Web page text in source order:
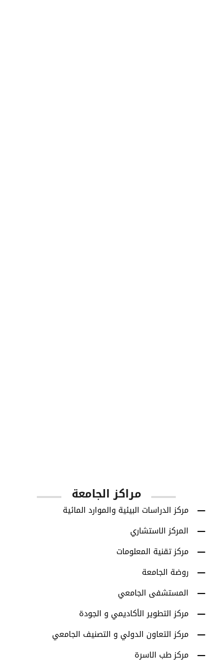
مراكز الجامعة
مركز الدراسات البيئية والموارد المائية
المركز الاستشاري
مركز تقنية المعلومات
روضة الجامعة
المستشفى الجامعي
مركز التطوير الأكاديمي و الجودة
مركز التعاون الدولي و التصنيف الجامعي
مركز طب الاسرة